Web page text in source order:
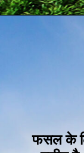
फसल के